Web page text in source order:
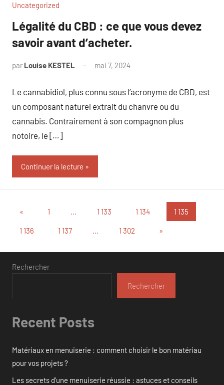
Uncategorized
Légalité du CBD : ce que vous devez
savoir avant d’acheter.
par Louise KESTEL mai 7, 2024
Le cannabidiol, plus connu sous l’acronyme de CBD, est
un composant naturel extrait du chanvre ou du
cannabis. Contrairement à son compagnon plus
notoire, le […]
Continuer la lecture
Pagination
des
publications
« Publications
1 … 1 133 1 134 1 135
1 136 1 137 … 1 302
Articles
»
Rechercher
Rechercher
Recent Posts
Matériaux en menuiserie : comment choisir le bon matériau
pour vos projets ?
Les secrets d’une menuiserie réussie : astuces et conseils